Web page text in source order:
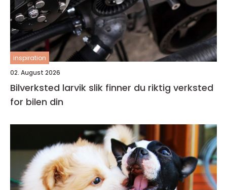
inspiration
02. August 2026
Bilverksted larvik slik finner du riktig verksted
for bilen din